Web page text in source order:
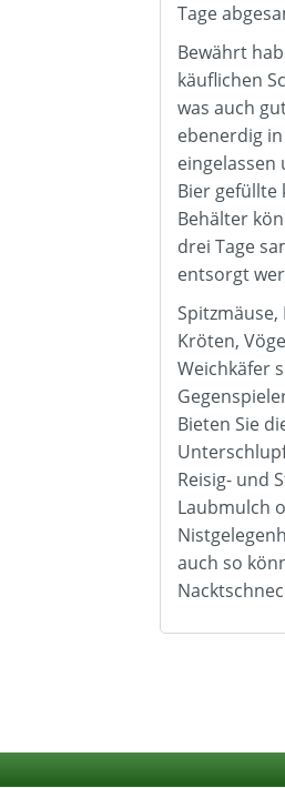
Tage
Bewährt
käuflichen
was auch
ebenerdig
Bier gefüllte
Behälter
drei Tage
entsorgt
Spitzmäuse,
Kröten,
Weichkäfer
Bieten Sie
Reisig- und
Laubmulch
auch so